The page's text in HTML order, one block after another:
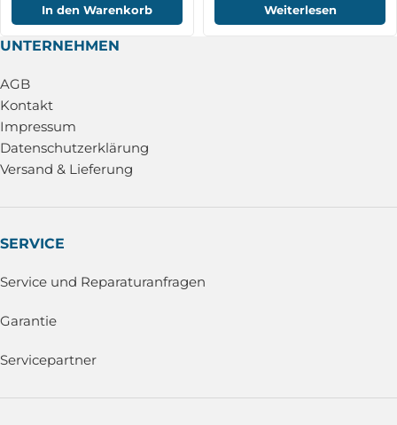
In den Warenkorb Weiterlesen
UNTERNEHMEN
AGB
Kontakt
Impressum
Datenschutzerklärung
Versand & Lieferung
SERVICE
Service und Reparaturanfragen
Garantie
Servicepartner